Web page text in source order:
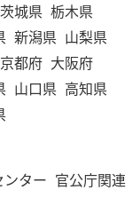
茨城県 栃木県
新潟県 山梨県
京都府 大阪府
山口県 高知県
ンター
官公庁関連